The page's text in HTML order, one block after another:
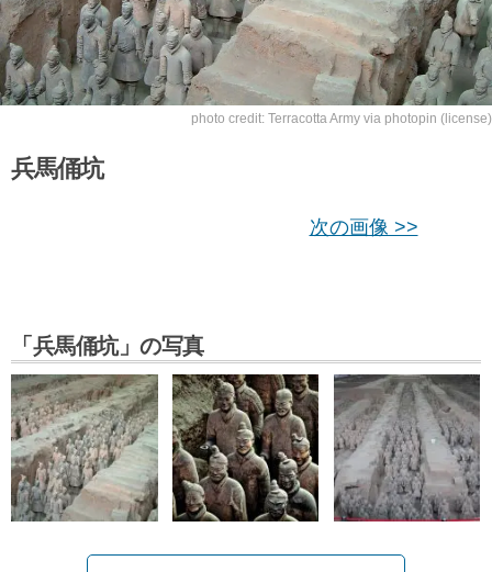
photo credit: Terracotta Army via photopin (license)
兵馬俑坑
次の画像 >>
「兵馬俑坑」の写真